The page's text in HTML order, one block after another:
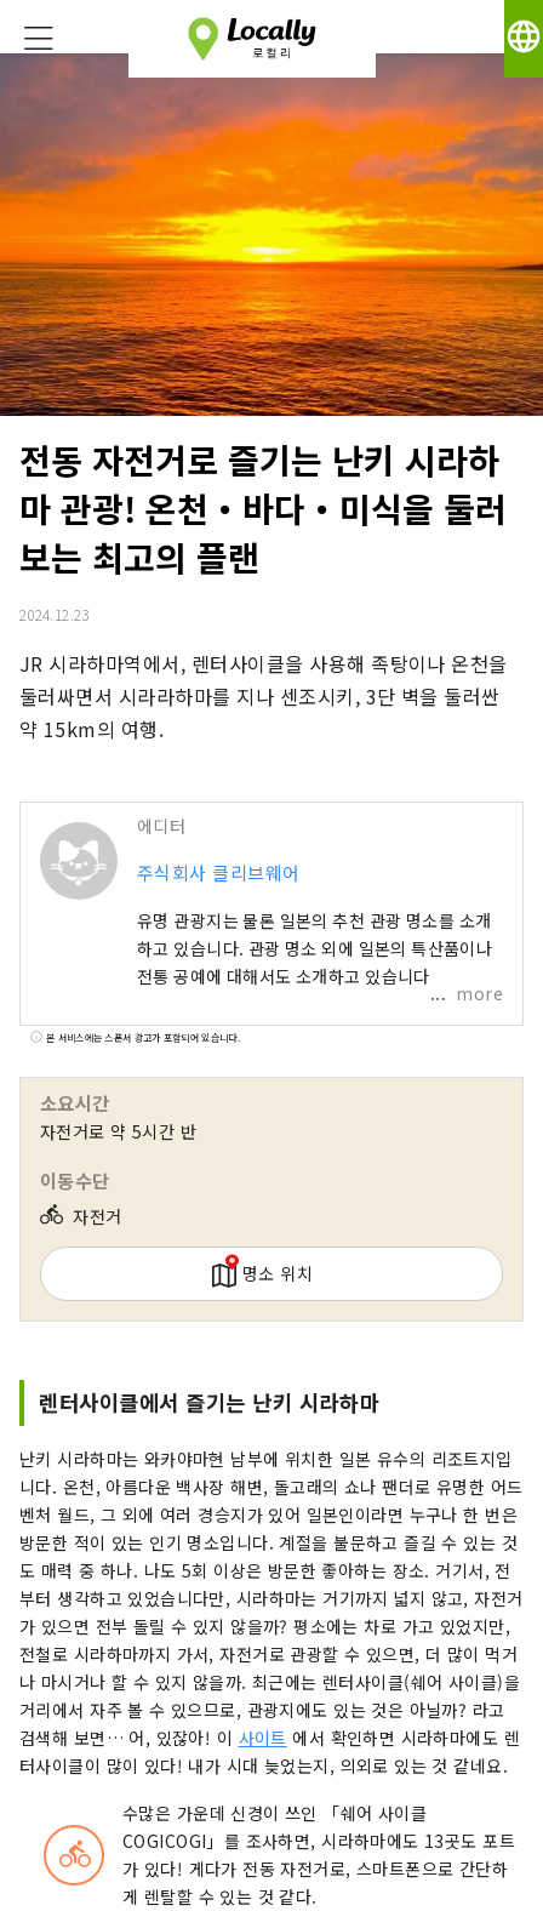
language
전동 자전거로 즐기는 난키 시라하
마 관광! 온천・바다・미식을 둘러
보는 최고의 플랜
2024.12.23
JR 시라하마역에서, 렌터사이클을 사용해 족탕이나 온천을
둘러싸면서 시라라하마를 지나 센조시키, 3단 벽을 둘러싼
약 15km의 여행.
에디터
주식회사 클리브웨어
유명 관광지는 물론 일본의 추천 관광 명소를 소개
하고 있습니다. 관광 명소 외에 일본의 특산품이나
전통 공예에 대해서도 소개하고 있습니다.
more
본 서비스에는 스폰서 광고가 포함되어 있습니다.
소요시간
자전거로 약 5시간 반
이동수단
directions_bike 자전거
명소 위치
렌터사이클에서 즐기는 난키 시라하마
난키 시라하마는 와카야마현 남부에 위치한 일본 유수의 리조트지입
니다. 온천, 아름다운 백사장 해변, 돌고래의 쇼나 팬더로 유명한 어드
벤처 월드, 그 외에 여러 경승지가 있어 일본인이라면 누구나 한 번은
방문한 적이 있는 인기 명소입니다. 계절을 불문하고 즐길 수 있는 것
도 매력 중 하나. 나도 5회 이상은 방문한 좋아하는 장소. 거기서, 전
부터 생각하고 있었습니다만, 시라하마는 거기까지 넓지 않고, 자전거
가 있으면 전부 돌릴 수 있지 않을까? 평소에는 차로 가고 있었지만,
전철로 시라하마까지 가서, 자전거로 관광할 수 있으면, 더 많이 먹거
나 마시거나 할 수 있지 않을까. 최근에는 렌터사이클(쉐어 사이클)을
거리에서 자주 볼 수 있으므로, 관광지에도 있는 것은 아닐까? 라고
검색해 보면… 어, 있잖아! 이 사이트 에서 확인하면 시라하마에도 렌
터사이클이 많이 있다! 내가 시대 늦었는지, 의외로 있는 ​​것 같네요.
directions_bike
수많은 가운데 신경이 쓰인 「쉐어 사이클
COGICOGI」를 조사하면, 시라하마에도 13곳도 포트
가 있다! 게다가 전동 자전거로, 스마트폰으로 간단하
게 렌탈할 수 있는 것 같다.